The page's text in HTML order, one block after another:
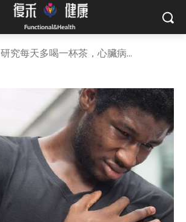
研究每天多喝一杯茶，心臟病...